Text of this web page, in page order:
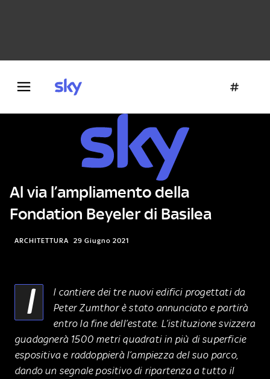
Al via l’ampliamento della
Fondation Beyeler di Basilea
ARCHITETTURA 29 Giugno 2021
I l cantiere dei tre nuovi edifici progettati da
Peter Zumthor è stato annunciato e partirà
entro la fine dell’estate. L’istituzione svizzera
guadagnerà 1500 metri quadrati in più di superficie
espositiva e raddoppierà l’ampiezza del suo parco,
dando un segnale positivo di ripartenza a tutto il